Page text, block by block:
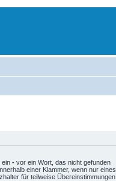
ein- vor ein Wort, das nicht gefunden
einer Klammer, wenn nur eines
für teilweise Übereinstimmungen.